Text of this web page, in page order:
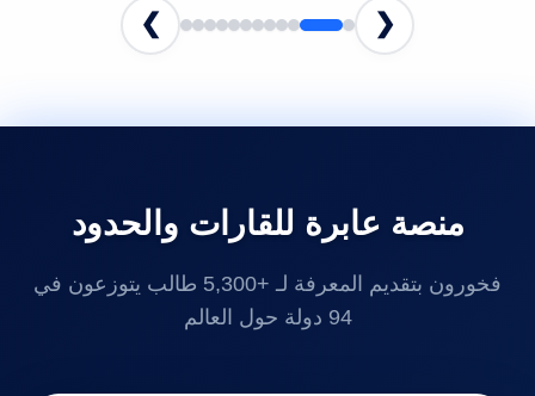
❮
❯
منصة عابرة للقارات والحدود
فخورون بتقديم المعرفة لـ +5,300 طالب يتوزعون في
94 دولة حول العالم